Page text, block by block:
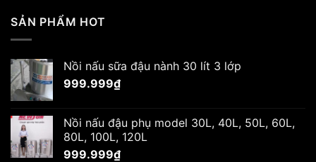
SẢN PHẨM HOT
Nồi nấu sữa đậu nành 30 lít 3 lớp
999.999₫
Nồi nấu đậu phụ model 30L, 40L, 50L, 60L,
80L, 100L, 120L
999.999₫